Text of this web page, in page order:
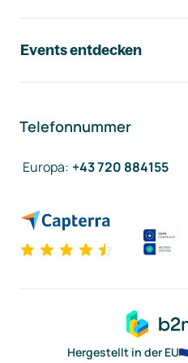
Events entdecken
Telefonnummer
Europa: +43 720 884155
Hergestellt in der EU